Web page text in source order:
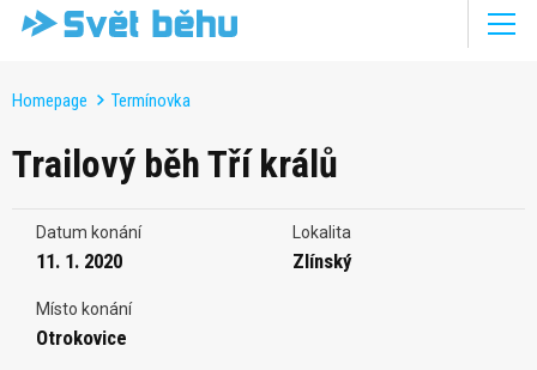
Homepage Termínovka
Trailový běh Tří králů
Datum konání
11. 1. 2020
Lokalita
Zlínský
Místo konání
Otrokovice